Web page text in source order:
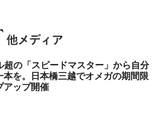
超の「スピードマスター」から自分
本を。日本橋三越でオメガの期間限
アップ開催